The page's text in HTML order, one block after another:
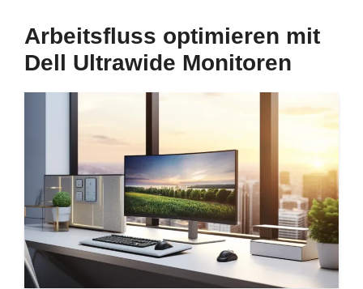
Arbeitsfluss optimieren mit
Dell Ultrawide Monitoren